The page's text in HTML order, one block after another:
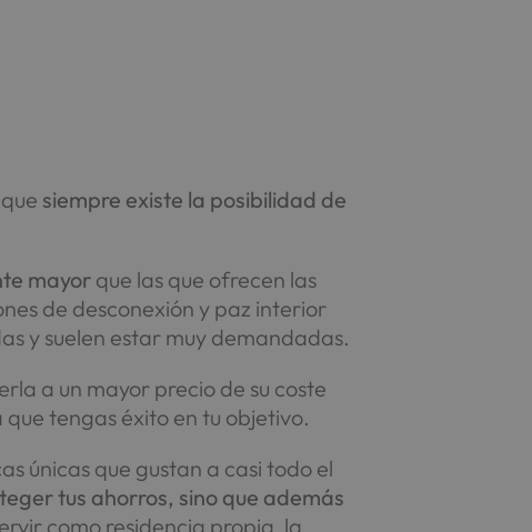
siempre existe la posibilidad de
mayor que las que ofrecen las
de desconexión y paz interior
y suelen estar muy demandadas.
a un mayor precio de su coste
tengas éxito en tu objetivo.
únicas que gustan a casi todo el
tus ahorros, sino que además
como residencia propia, la